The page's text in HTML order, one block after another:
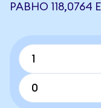
РАВНО 118,0764